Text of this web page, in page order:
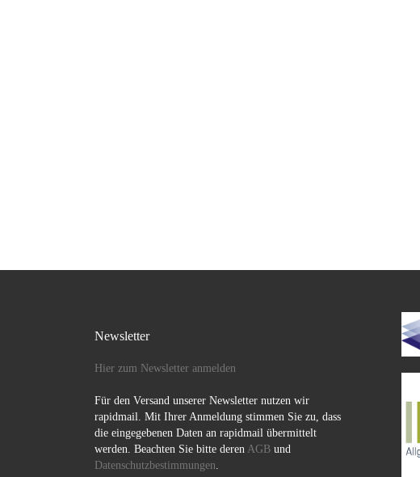
Newsletter
Hier zum Newsletter anmelden
Für den Versand unserer Newsletter nutzen wir
rapidmail. Mit Ihrer Anmeldung stimmen Sie zu, dass
die eingegebenen Daten an rapidmail übermittelt
werden. Beachten Sie bitte deren AGB und
Datenschutzbestimmungen.